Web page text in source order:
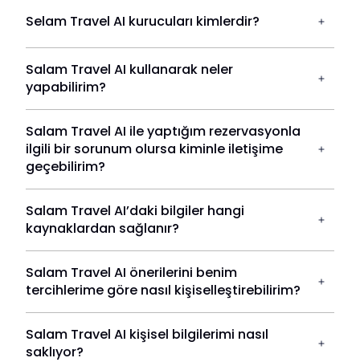
Selam Travel AI kurucuları kimlerdir?
Salam Travel AI kullanarak neler
yapabilirim?
Salam Travel AI ile yaptığım rezervasyonla
ilgili bir sorunum olursa kiminle iletişime
geçebilirim?
Salam Travel AI’daki bilgiler hangi
kaynaklardan sağlanır?
Salam Travel AI önerilerini benim
tercihlerime göre nasıl kişiselleştirebilirim?
Salam Travel AI kişisel bilgilerimi nasıl
saklıyor?